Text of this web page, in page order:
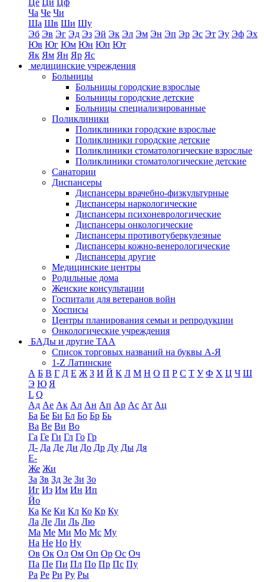
Це Ци Цф
Ча Че Чи
Ша Шв Ши Шу
Эб Эв Эг Эд Эз Эй Эк Эл Эм Эн Эп Эр Эс Эт Эу Эф Эх
Юв Юг Юм Юн Юп Ют
Як Ям Ян Яр Яс
медицинские учреждения
Больницы
Больницы городские взрослые
Больницы городские детские
Больницы специализированные
Поликлиники
Поликлиники городские взрослые
Поликлиники городские детские
Поликлиники стоматологические взрослые
Поликлиники стоматологические детские
Санатории
Диспансеры
Диспансеры врачебно-физкультурные
Диспансеры наркологические
Диспансеры психоневрологические
Диспансеры онкологические
Диспансеры противотуберкулезные
Диспансеры кожно-венерологические
Диспансеры другие
Медицинские центры
Родильные дома
Женские консультации
Госпитали для ветеранов войн
Хосписы
Центры планирования семьи и репродукции
Онкологические учреждения
БАДы и другие ТАА
Список торговых названий на буквы А-Я
1-Z Латинские
А Б В Г Д Е Ж З И Й К Л М Н О П Р С Т У Ф Х Ц Ч Ш
Э Ю Я
L Q
Ад Ае Ак Ал Ан Ап Ар Ас Ат Ац
Ба Бе Би Бл Бо Бр Бь
Ва Ве Ви Во
Га Ге Ги Гл Го Гр
Д- Да Де Ди До Др Ду Ды Дя
Е-
Же Жи
За Зв Зд Зе Зи Зо
Иг Из Им Ин Ип
Йо
Ка Ке Ки Кл Ко Кр Ку
Ла Ле Ли Ль Лю
Ма Ме Ми Мо Мс Му
На Не Но Ну
Ов Ок Ол Ом Оп Ор Ос Оч
Па Пе Пи Пл По Пр Пс Пу
Ра Ре Ри Ру Ры